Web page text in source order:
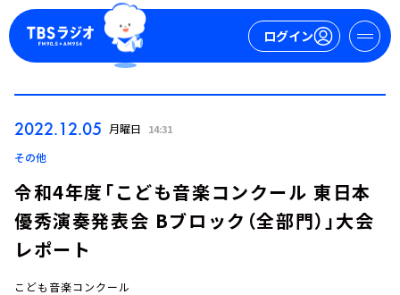
ログイン
2022.12.05 月曜日 14:31
その他
令和4年度「こども音楽コンクール 東日本
優秀演奏発表会 Bブロック（全部門）」大会
レポート
こども音楽コンクール